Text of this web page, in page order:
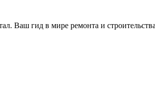
Ваш гид в мире ремонта и